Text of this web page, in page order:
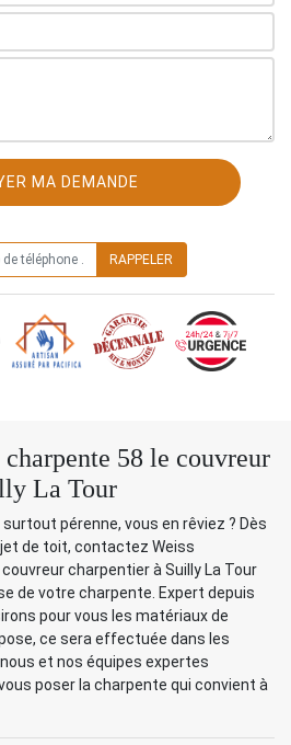
58 le couvreur
La Tour
pérenne, vous en rêviez ? Dès
de toit, contactez Weiss
charpentier à Suilly La Tour
de votre charpente. Expert depuis
pour vous les matériaux de
ce sera effectuée dans les
et nos équipes expertes
poser la charpente qui convient à